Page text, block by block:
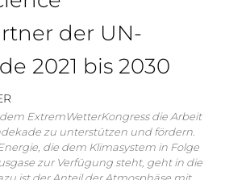
der UN-
2021 bis 2030
ExtremWetterKongress die Arbeit
zu unterstützen und fördern.
die dem Klimasystem in Folge
zur Verfügung steht, geht in die
ist der Anteil der Atmosphäse mit